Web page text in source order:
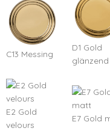
C13 Messing
D1 Gold
glänzend
E2 Gold
velours
E7 Gold